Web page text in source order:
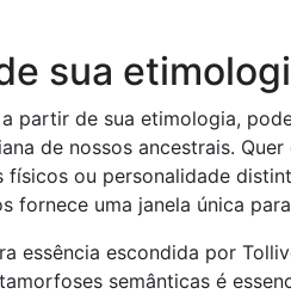
sua
partir de sua etimologia,
de nossos ancestrais. Quer
ou personalidade
fornece uma janela única
essência escondida por
semânticas é